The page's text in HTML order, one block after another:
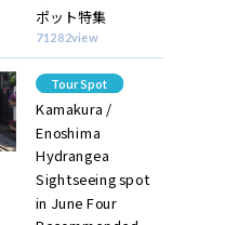
ポット特集
71282view
Kamakura /
Enoshima
Hydrangea
Sightseeing spot
in June Four
Category
Tour Spot